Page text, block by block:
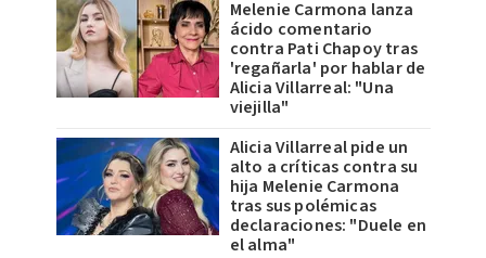
Melenie Carmona lanza
ácido comentario
contra Pati Chapoy tras
'regañarla' por hablar de
Alicia Villarreal: "Una
viejilla"
Alicia Villarreal pide un
alto a críticas contra su
hija Melenie Carmona
tras sus polémicas
declaraciones: "Duele en
el alma"